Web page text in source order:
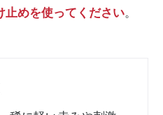
止めを使ってください。